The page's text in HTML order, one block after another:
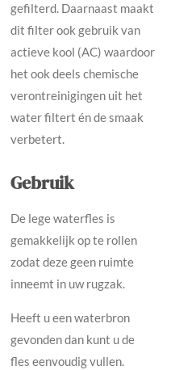
gefilterd. Daarnaast maakt
dit filter ook gebruik van
actieve kool (AC) waardoor
het ook deels chemische
verontreinigingen uit het
water filtert én de smaak
verbetert.
Gebruik
De lege waterfles is
gemakkelijk op te rollen
zodat deze geen ruimte
inneemt in uw rugzak.
Heeft u een waterbron
gevonden dan kunt u de
fles eenvoudig vullen.